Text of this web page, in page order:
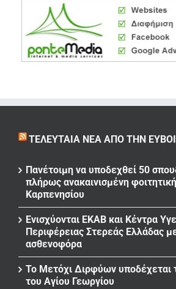
ΤΕΛΕΥΤΑΊΑ ΝΈΑ ΑΠΌ ΤΗΝ
Πανέτοιμη να υποδεχθεί 50
πλήρως ανακαινισμένη
Καρπενησίου
Ενισχύονται ΕΚΑΒ και Κέντρα
Περιφέρειας Στερεάς Ελλάδας
ασθενοφόρα
Το Μετόχι Διρφύων υποδέχεται
του Αγίου Γεωργίου